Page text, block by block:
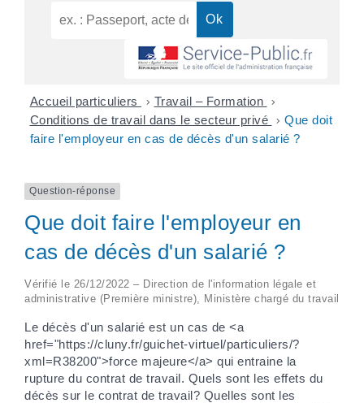
Accueil particuliers > Travail – Formation >
Conditions de travail dans le secteur privé > Que doit
faire l'employeur en cas de décès d'un salarié ?
Question-réponse
Que doit faire l'employeur en
cas de décès d'un salarié ?
Vérifié le 26/12/2022 – Direction de l'information légale et
administrative (Première ministre), Ministère chargé du travail
Le décès d'un salarié est un cas de <a
href="https://cluny.fr/guichet-virtuel/particuliers/?
xml=R38200">force majeure</a> qui entraine la
rupture du contrat de travail. Quels sont les effets du
décès sur le contrat de travail? Quelles sont les